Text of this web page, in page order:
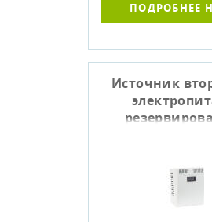
ПОДРОБНЕЕ
Источник